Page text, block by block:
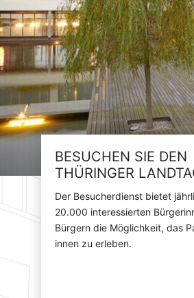
BESUCHEN SIE DEN
THÜRINGER
Der Besucherdienst bietet
20.000 interessierten
Bürgern die Möglichkeit, das
innen zu erleben.